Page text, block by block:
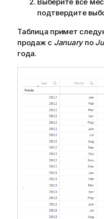
подтвердите
Таблица примет
продаж с Januaryпо
года.